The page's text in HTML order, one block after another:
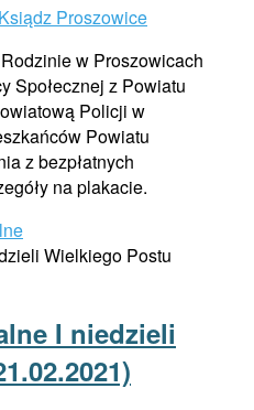
Ksiądz Proszowice
w Proszowicach
Społecznej z Powiatu
Policji w
Powiatu
z bezpłatnych
na plakacie.
I niedzieli